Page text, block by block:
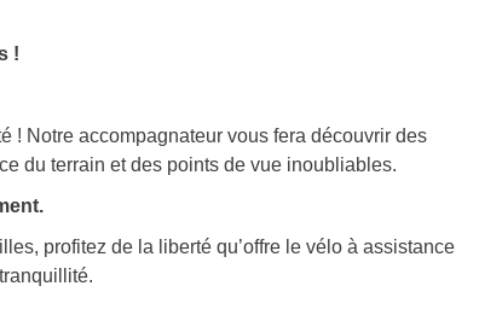
!
! Notre accompagnateur vous fera découvrir des
du terrain et des points de vue inoubliables.
profitez de la liberté qu’offre le vélo à assistance